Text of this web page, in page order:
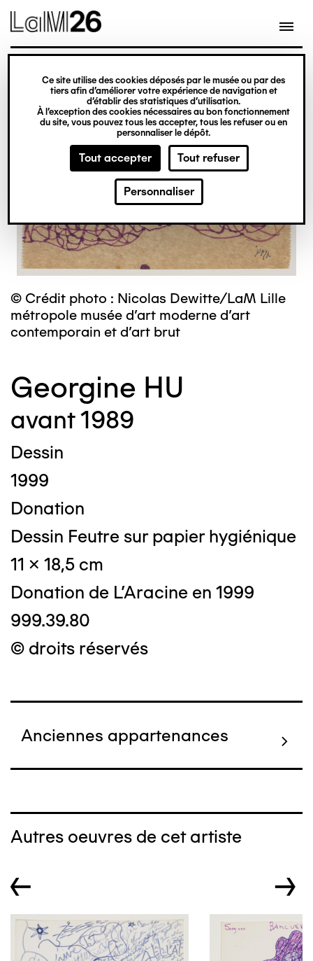
Gestion des cookies
Ce site utilise des cookies déposés par le musée ou par des
tiers afin d’améliorer votre expérience de navigation et
d’établir des statistiques d’utilisation.
À l’exception des cookies nécessaires au bon fonctionnement
du site, vous pouvez tous les accepter, tous les refuser ou en
personnaliser le dépôt.
Tout accepter Tout refuser
Personnaliser
contenu
© Crédit photo : Nicolas Dewitte/LaM Lille
métropole musée d’art moderne d’art
contemporain et d’art brut
Georgine HU
avant 1989
Dessin
1999
Donation
Dessin Feutre sur papier hygiénique
11 x 18,5 cm
Donation de L'Aracine en 1999
999.39.80
© droits réservés
Anciennes appartenances
Autres oeuvres de cet artiste
← →